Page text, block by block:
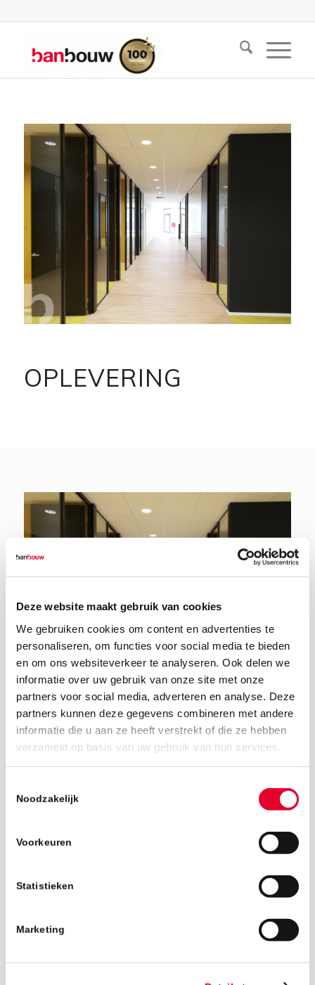
Deze website maakt gebruik van cookies
We gebruiken cookies om content en advertenties te
personaliseren, om functies voor social media te bieden
en om ons websiteverkeer te analyseren. Ook delen we
informatie over uw gebruik van onze site met onze
partners voor social media, adverteren en analyse. Deze
partners kunnen deze gegevens combineren met andere
informatie die u aan ze heeft verstrekt of die ze hebben
verzameld op basis van uw gebruik van hun services.
Noodzakelijk
Voorkeuren
Statistieken
Marketing
OPLEVERING
25 juni 2019